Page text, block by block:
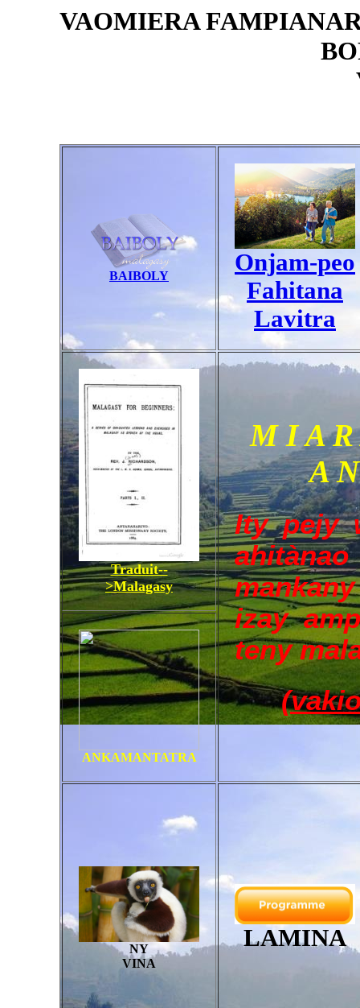
VAOMIERA
BAIBOLY
Onjam-peo
Fahitana
Lavitra
Traduit--
>Malagasy
M I A R
A
Ity pejy
izay
teny
ANKAMANTATRA
NY
VINA
LAMINA